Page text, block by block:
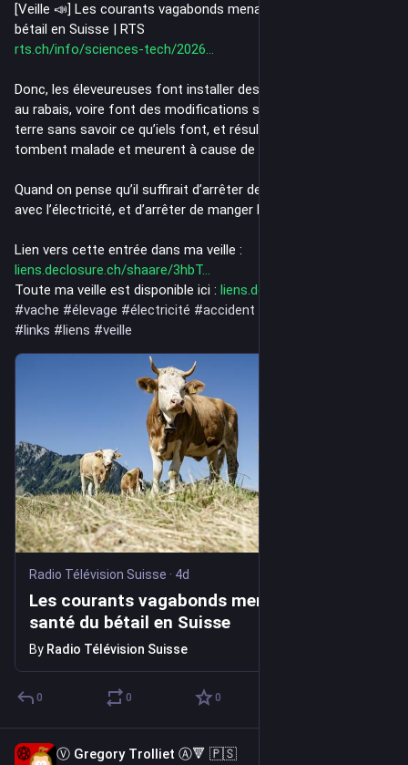
[Veille 📣] Les courants vagabonds menacent la santé du
bétail en Suisse | RTS
rts.ch/info/sciences-tech/2026
Donc, les éleveureuses font installer des systèmes électriques
au rabais, voire font des modifications sur leurs mises à la
terre sans savoir ce qu’iels font, et résultat les vaches
tombent malade et meurent à cause de ça.
Quand on pense qu’il suffirait d’arrêter de faire n’importe quoi
avec l’électricité, et d’arrêter de manger les animaux.
Lien vers cette entrée dans ma veille :
liens.declosure.ch/shaare/3hbT
Toute ma veille est disponible ici : liens.declosure.ch/
#vache #élevage #électricité #accident
# links # liens #veille
Radio Télévision Suisse · 4d
Les courants vagabonds menacent la
santé du bétail en Suisse
By Radio Télévision Suisse
0 0 0
Ⓥ Gregory Trolliet Ⓐ🔻 🇵🇸